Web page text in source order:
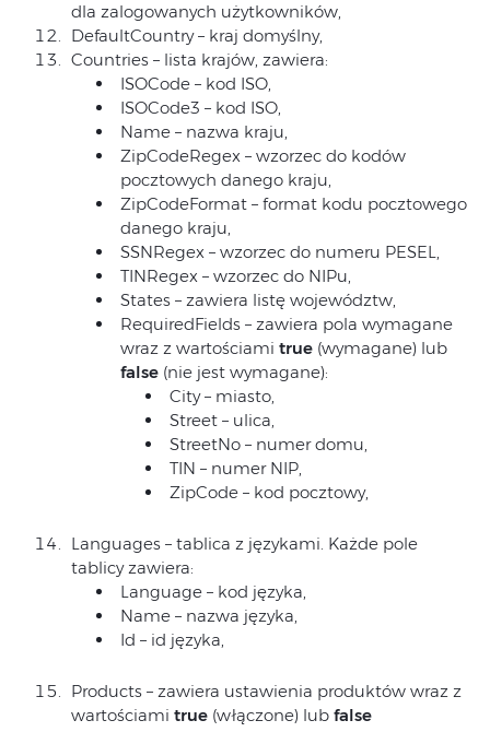
dla zalogowanych użytkowników,
DefaultCountry – kraj domyślny,
Countries – lista krajów, zawiera:
ISOCode – kod ISO,
ISOCode3 – kod ISO,
Name – nazwa kraju,
ZipCodeRegex – wzorzec do kodów
pocztowych danego kraju,
ZipCodeFormat – format kodu pocztowego
danego kraju,
SSNRegex – wzorzec do numeru PESEL,
TINRegex – wzorzec do NIPu,
States – zawiera listę województw,
RequiredFields – zawiera pola wymagane
wraz z wartościami true (wymagane) lub
false (nie jest wymagane):
City – miasto,
Street – ulica,
StreetNo – numer domu,
TIN – numer NIP,
ZipCode – kod pocztowy,
Languages – tablica z językami. Każde pole
tablicy zawiera:
Language – kod języka,
Name – nazwa języka,
Id – id języka,
Products – zawiera ustawienia produktów wraz z
wartościami true (włączone) lub false